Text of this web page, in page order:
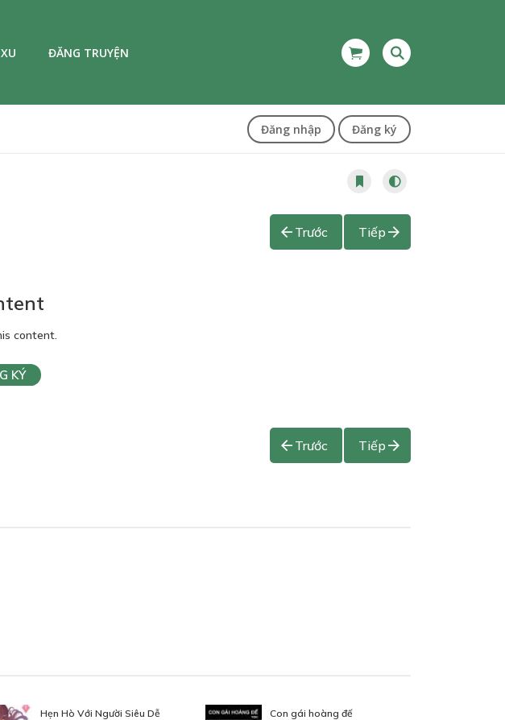
ĐĂNG TRUYỆN
Đăng nhập Đăng ký
Trước Tiếp
content.
KÝ
Trước Tiếp
Hẹn Hò Với Người Siêu Dễ
Con gái hoàng đế